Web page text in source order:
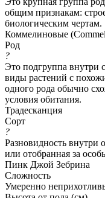
общим признакам:
биологическим чертам.
Коммелиновые
Род
?
Это подгруппа внутри
виды растений с
одного рода обычно
условия обитания.
Традесканция
Сорт
?
Разновидность внутри
или отобранная за
Пинк Джой Зебрина
Сложность
Умеренно